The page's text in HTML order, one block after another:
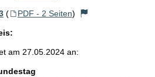
( PDF - 2 Seiten)
am 27.05.2024 an: